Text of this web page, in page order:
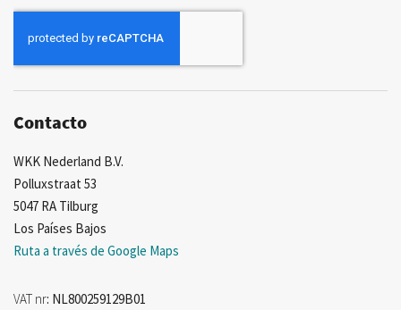
nuestro
boletín
Contacto
WKK Nederland B.V.
Polluxstraat 53
5047 RA Tilburg
Los Países Bajos
Ruta a través de Google Maps
VAT nr: NL800259129B01